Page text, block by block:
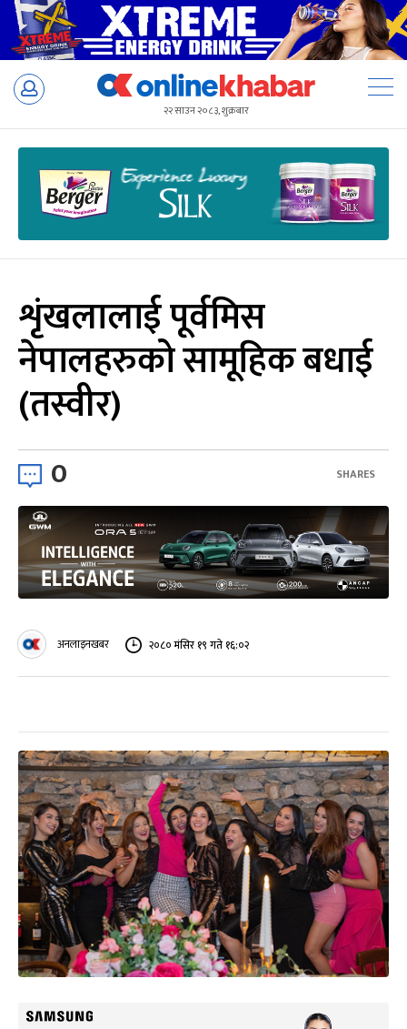
Skip
२२ साउन २०८३, शुक्रबार
शृंखलालाई पूर्वमिस
नेपालहरुको सामूहिक बधाई
(तस्वीर)
0 SHARES
अनलाइनखबर २०८० मंसिर १९ गते १६:०२